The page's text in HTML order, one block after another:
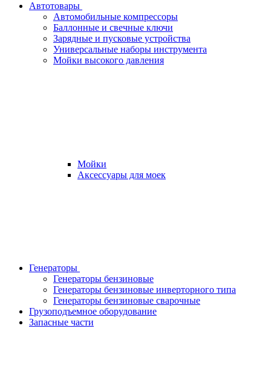
Автотовары
Автомобильные компрессоры
Баллонные и свечные ключи
Зарядные и пусковые устройства
Универсальные наборы инструмента
Мойки высокого давления
Мойки
Аксессуары для моек
Генераторы
Генераторы бензиновые
Генераторы бензиновые инверторного типа
Генераторы бензиновые сварочные
Грузоподъемное оборудование
Запасные части